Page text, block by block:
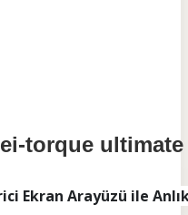
Ekran Arayüzü ile